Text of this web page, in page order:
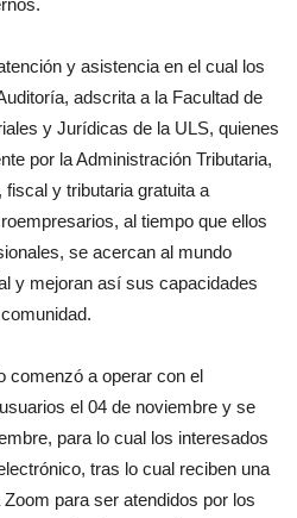
y asistencia en el cual los
adscrita a la Facultad de
y Jurídicas de la ULS, quienes
por la Administración Tributaria,
y tributaria gratuita a
al tiempo que ellos
se acercan al mundo
y mejoran así sus capacidades
comenzó a operar con el
el 04 de noviembre y se
para lo cual los interesados
tras lo cual reciben una
para ser atendidos por los